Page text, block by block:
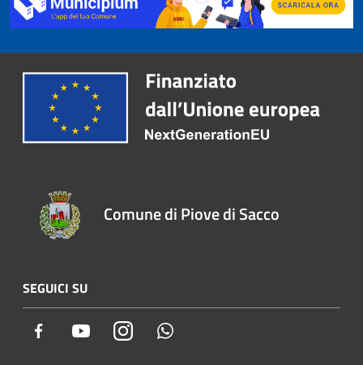
Comune di Piove di Sacco
SEGUICI SU
Facebook YoutubeInstagram